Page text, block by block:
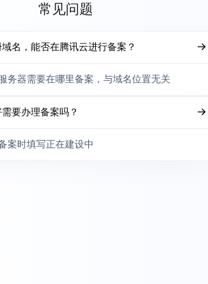
常见问题
名，能否在腾讯云进行备案？
务器需要在哪里备案，与域名位置无关
要办理备案吗？
案时填写正在建设中